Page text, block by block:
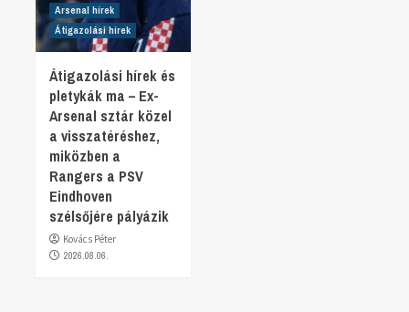
Arsenal hírek
Átigazolási hírek
Átigazolási hírek és
pletykák ma – Ex-
Arsenal sztár közel
a visszatéréshez,
miközben a
Rangers a PSV
Eindhoven
szélsőjére pályázik
Kovács Péter
2026.08.06.